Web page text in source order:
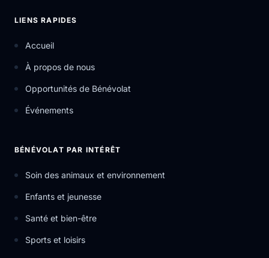
LIENS RAPIDES
Accueil
À propos de nous
Opportunités de Bénévolat
Événements
BÉNÉVOLAT PAR INTÉRÊT
Soin des animaux et environnement
Enfants et jeunesse
Santé et bien-être
Sports et loisirs